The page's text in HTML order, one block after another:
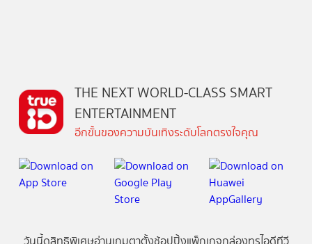
THE NEXT WORLD-CLASS SMART
ENTERTAINMENT
อีกขั้นของความบันเทิงระดับโลกตรงใจคุณ